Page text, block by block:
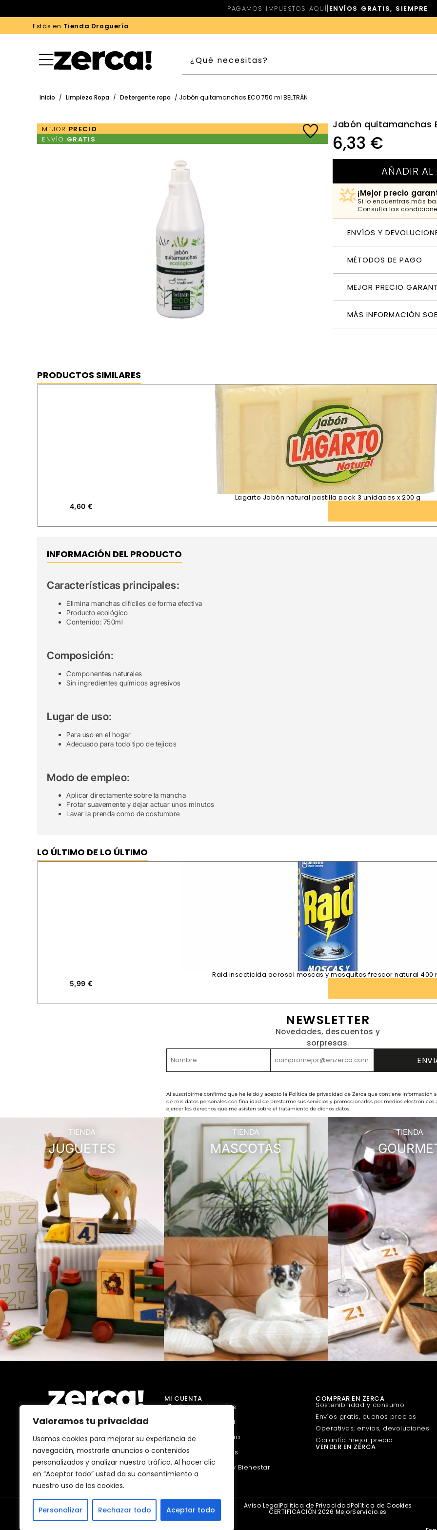
Valoramos tu privacidad
Usamos cookies para mejorar su experiencia de
navegación, mostrarle anuncios o contenidos
personalizados y analizar nuestro tráfico. Al hacer clic
en “Aceptar todo” usted da su consentimiento a
nuestro uso de las cookies.
Personalizar Rechazar todo Aceptar todo
PAGAMOS IMPUESTOS AQUÍ| ENVÍOS GRATIS, SIEMPRE
Estás en Tienda Droguería
Inicio / Limpieza Ropa / Detergente ropa / Jabón quitamanchas ECO 750 ml BELTRÁN
MEJOR PRECIO
ENVÍO GRATIS
Jabón quitamanchas
6,33 €
AÑADIR AL
¡Mejor precio
Si lo encuentras más
Consulta las
ENVÍOS Y
MÉTODOS DE PAGO
MEJOR PRECIO
MÁS INFORMACIÓN
PRODUCTOS SIMILARES
Lagarto Jabón natural pastilla pack 3 unidades x 200 g
4,60€
INFORMACIÓN DEL PRODUCTO
Características principales:
Elimina manchas difíciles de forma efectiva
Producto ecológico
Contenido: 750ml
Composición:
Componentes naturales
Sin ingredientes químicos agresivos
Lugar de uso:
Para uso en el hogar
Adecuado para todo tipo de tejidos
Modo de empleo:
Aplicar directamente sobre la mancha
Frotar suavemente y dejar actuar unos minutos
Lavar la prenda como de costumbre
LO ÚLTIMO DE LO ÚLTIMO
Raid insecticida aerosol moscas y mosquitos frescor natural 400
5,99€
NEWSLETTER
Novedades, descuentos y
sorpresas.
Al suscribirme confirmo que he leído y acepto la Política de privacidad de Zerca que contiene información
de mis datos personales con finalidad de prestarme sus servicios y promocionarlos por medios electrónicos
ejercer los derechos que me asisten sobre el tratamiento de dichos datos.
TIENDA
JUGUETES
TIENDA
MASCOTAS
TIENDA
Comercios, productores y
distribuidores locales. Pagan
impuestos aquí, y dinamizan
economía y empleo en tu
comunidad.
MI CUENTA
Tienda Juguetes
Tienda Gourmet
Tienda Droguería
Tienda Mascotas
Tienda Belleza y Bienestar
COMPRAR EN ZERCA
Sostenibilidad y consumo
Envíos gratis, buenos precios
Operativas, envíos, devoluciones
Garantía mejor precio
VENDER EN ZERCA
Aviso LegalPolítica de PrivacidadPolítica de Cookies
CERTIFICACIÓN 2026 MejorServicio.es